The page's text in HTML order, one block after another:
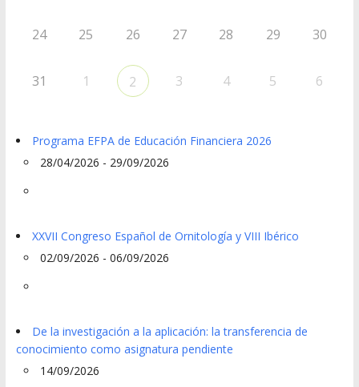
24 25 26 27 28 29 30
31 1 2 3 4 5 6
Programa EFPA de Educación Financiera 2026
28/04/2026 - 29/09/2026
XXVII Congreso Español de Ornitología y VIII Ibérico
02/09/2026 - 06/09/2026
De la investigación a la aplicación: la transferencia de
conocimiento como asignatura pendiente
14/09/2026